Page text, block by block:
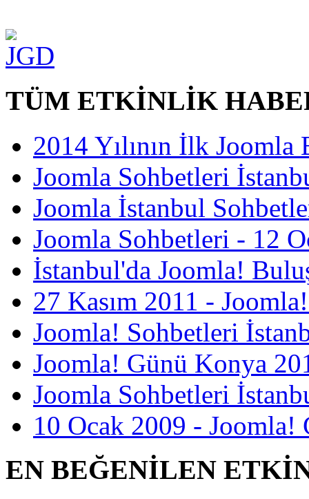
TÜM ETKİNLİK
2014 Yılının İlk Joomla
Joomla Sohbetleri
Joomla İstanbul
Joomla Sohbetleri - 12
İstanbul'da Joomla!
27 Kasım 2011 -
Joomla! Sohbetleri
Joomla! Günü Konya
Joomla Sohbetleri
10 Ocak 2009 - Joomla!
EN BEĞENİLEN